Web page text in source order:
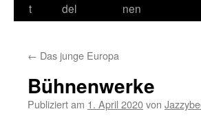
Inhalt
t
del
nen
← Das junge Europa
Bühnenwerke
Publiziert am 1. April 2020von